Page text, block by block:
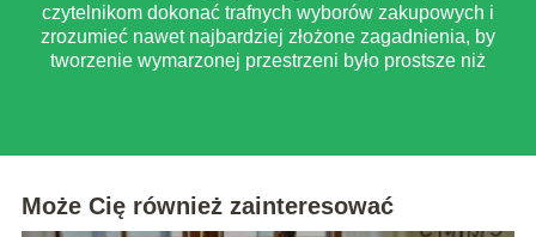
czytelnikom dokonać trafnych wyborów zakupowych i
zrozumieć nawet najbardziej złożone zagadnienia, by
tworzenie wymarzonej przestrzeni było prostsze niż
Może Cię również zainteresować